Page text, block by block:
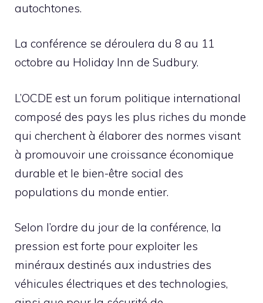
autochtones.
La conférence se déroulera du 8 au 11
octobre au Holiday Inn de Sudbury.
L’OCDE est un forum politique international
composé des pays les plus riches du monde
qui cherchent à élaborer des normes visant
à promouvoir une croissance économique
durable et le bien-être social des
populations du monde entier.
Selon l’ordre du jour de la conférence, la
pression est forte pour exploiter les
minéraux destinés aux industries des
véhicules électriques et des technologies,